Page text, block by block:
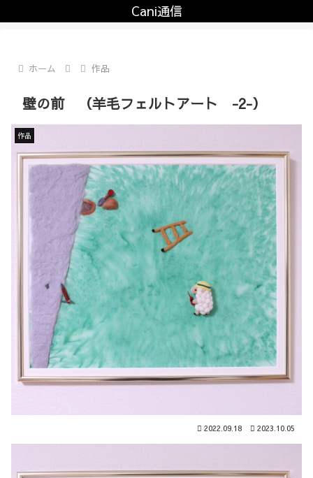
Cani通信
ホーム 作品
壁の前 （羊毛フェルトアート -2-）
作品
2022.09.18 2023.10.05